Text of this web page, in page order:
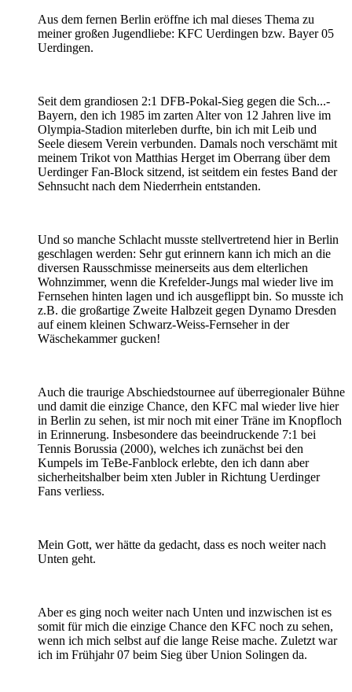
Aus dem fernen Berlin eröffne ich mal dieses Thema zu
meiner großen Jugendliebe: KFC Uerdingen bzw. Bayer 05
Uerdingen.
Seit dem grandiosen 2:1 DFB-Pokal-Sieg gegen die Sch...-
Bayern, den ich 1985 im zarten Alter von 12 Jahren live im
Olympia-Stadion miterleben durfte, bin ich mit Leib und
Seele diesem Verein verbunden. Damals noch verschämt mit
meinem Trikot von Matthias Herget im Oberrang über dem
Uerdinger Fan-Block sitzend, ist seitdem ein festes Band der
Sehnsucht nach dem Niederrhein entstanden.
Und so manche Schlacht musste stellvertretend hier in Berlin
geschlagen werden: Sehr gut erinnern kann ich mich an die
diversen Rausschmisse meinerseits aus dem elterlichen
Wohnzimmer, wenn die Krefelder-Jungs mal wieder live im
Fernsehen hinten lagen und ich ausgeflippt bin. So musste ich
z.B. die großartige Zweite Halbzeit gegen Dynamo Dresden
auf einem kleinen Schwarz-Weiss-Fernseher in der
Wäschekammer gucken!
Auch die traurige Abschiedstournee auf überregionaler Bühne
und damit die einzige Chance, den KFC mal wieder live hier
in Berlin zu sehen, ist mir noch mit einer Träne im Knopfloch
in Erinnerung. Insbesondere das beeindruckende 7:1 bei
Tennis Borussia (2000), welches ich zunächst bei den
Kumpels im TeBe-Fanblock erlebte, den ich dann aber
sicherheitshalber beim xten Jubler in Richtung Uerdinger
Fans verliess.
Mein Gott, wer hätte da gedacht, dass es noch weiter nach
Unten geht.
Aber es ging noch weiter nach Unten und inzwischen ist es
somit für mich die einzige Chance den KFC noch zu sehen,
wenn ich mich selbst auf die lange Reise mache. Zuletzt war
ich im Frühjahr 07 beim Sieg über Union Solingen da.